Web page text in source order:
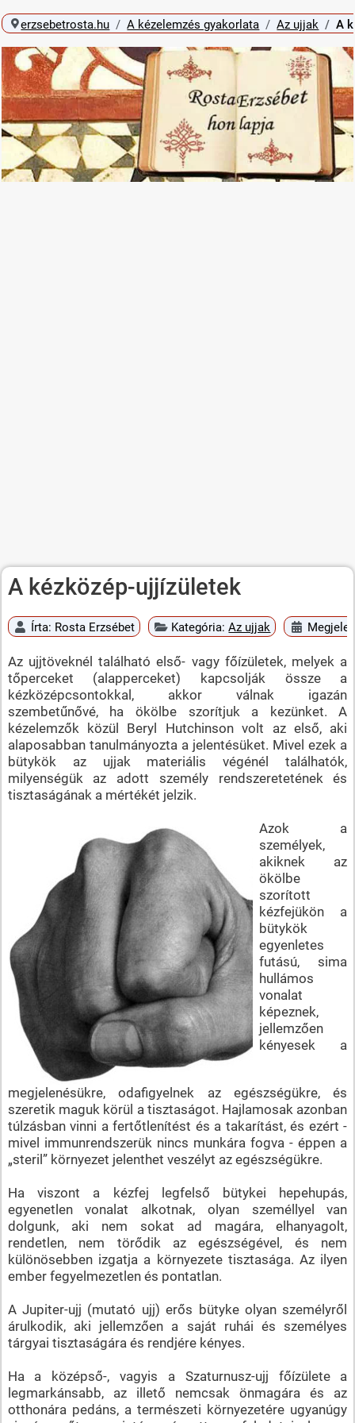
erzsebetrosta.hu A kézelemzés gyakorlata Az ujjak A
A kézközép-ujjízületek
Írta: Rosta Erzsébet Kategória:Az ujjak
Az ujjtöveknél található első- vagy főízületek, melyek a
tőperceket (alapperceket) kapcsolják össze a
kézközépcsontokkal, akkor válnak igazán
szembetűnővé, ha ökölbe szorítjuk a kezünket. A
kézelemzők közül Beryl Hutchinson volt az első, aki
alaposabban tanulmányozta a jelentésüket. Mivel ezek a
bütykök az ujjak materiális végénél találhatók,
milyenségük az adott személy rendszeretetének és
tisztaságának a mértékét jelzik.
Azok a
személyek,
akiknek az
ökölbe
szorított
kézfejükön a
bütykök
egyenletes
futású, sima
hullámos
vonalat
képeznek,
jellemzően
kényesek a
megjelenésükre, odafigyelnek az egészségükre, és
szeretik maguk körül a tisztaságot. Hajlamosak azonban
túlzásban vinni a fertőtlenítést és a takarítást, és ezért -
mivel immunrendszerük nincs munkára fogva - éppen a
„steril” környezet jelenthet veszélyt az egészségükre.
Ha viszont a kézfej legfelső bütykei hepehupás,
egyenetlen vonalat alkotnak, olyan személlyel van
dolgunk, aki nem sokat ad magára, elhanyagolt,
rendetlen, nem törődik az egészségével, és nem
különösebben izgatja a környezete tisztasága. Az ilyen
ember fegyelmezetlen és pontatlan.
A Jupiter-ujj (mutató ujj) erős bütyke olyan személyről
árulkodik, aki jellemzően a saját ruhái és személyes
tárgyai tisztaságára és rendjére kényes.
Ha a középső-, vagyis a Szaturnusz-ujj főízülete a
legmarkánsabb, az illető nemcsak önmagára és az
otthonára pedáns, a természeti környezetére ugyanúgy